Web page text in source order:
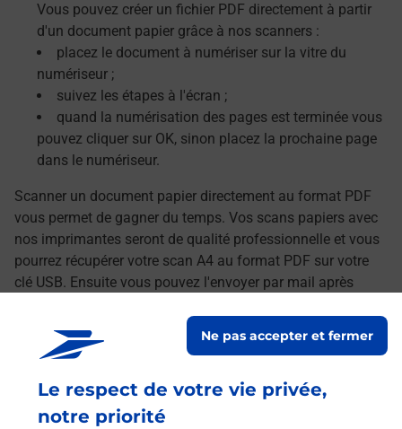
Le respect de votre vie privée,
notre priorité
Ne pas accepter et fermer
Vous pouvez créer un fichier PDF directement à partir
d'un document papier grâce à nos scanners :
placez le document à numériser sur la vitre du
numériseur ;
suivez les étapes à l'écran ;
quand la numérisation des pages est terminée vous
pouvez cliquer sur OK, sinon placez la prochaine page
dans le numériseur.
Scanner un document papier directement au format PDF
vous permet de gagner du temps. Vos scans papiers avec
nos imprimantes seront de qualité professionnelle et vous
pourrez récupérer votre scan A4 au format PDF sur votre
clé USB. Ensuite vous pouvez l'envoyer par mail après
Le lien s'ouvre dans un nouvel onglet